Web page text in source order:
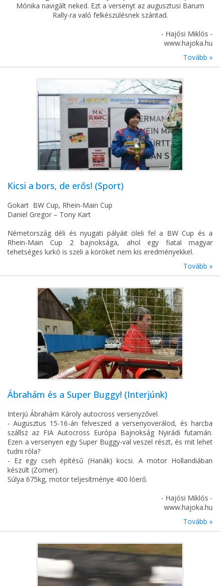
Mónika navigált neked. Ezt a versenyt az augusztusi Barum
Rally-ra való felkészülésnek szántad.
- Hajósi Miklós -
www.hajoka.hu
Tovább »
Kicsi a bors, de erős! (Sport)
Gokart BW Cup, Rhein-Main Cup
Daniel Gregor – Tony Kart
Németország déli és nyugati pályáit öleli fel a BW Cup és a
Rhein-Main Cup 2 bajnoksága, ahol egy fiatal magyar
tehetséges lurkó is szeli a köröket nem kis eredményekkel.
Tovább »
Ábrahám és a Super Buggy! (Interjúnk)
Interjú Ábrahám Károly autocross versenyzővel.
- Augusztus 15-16-án felveszed a versenyoverálod, és harcba
szállsz az FIA Autocross Európa Bajnokság Nyirádi futamán.
Ezen a versenyen egy Super Buggy-val veszel részt, és mit lehet
tudni róla?
- Ez egy cseh építésű (Hanák) kocsi. A motor Hollandiában
készült (Zomer).
Súlya 675kg, motor teljesítménye 400 lóerő.
- Hajósi Miklós -
www.hajoka.hu
Tovább »